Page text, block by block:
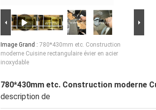
Image Grand : 780*430mm etc. Construction
moderne Cuisine rectangulaire évier en acier
inoxydable
780*430mm etc. Construction moderne
description de